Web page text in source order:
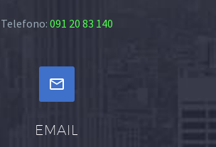
Telefono: 091 20 83 140


EMAIL